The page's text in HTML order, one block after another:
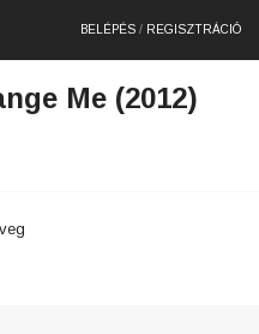
BELÉPÉS / REGISZTRÁCIÓ
Me (2012)